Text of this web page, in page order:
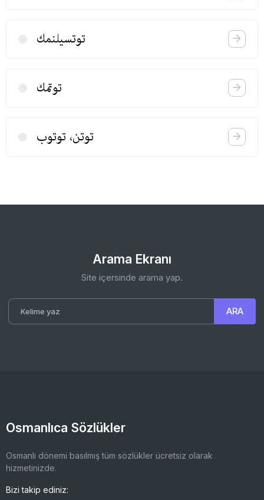
توتسیلنمك
توتمك
توتن، توتوب
Arama Ekranı
Site içersinde arama yap.
Osmanlıca Sözlükler
Osmanlı dönemi basılmış tüm sözlükler ücretsiz olarak
hizmetinizde.
Bizi takip ediniz: